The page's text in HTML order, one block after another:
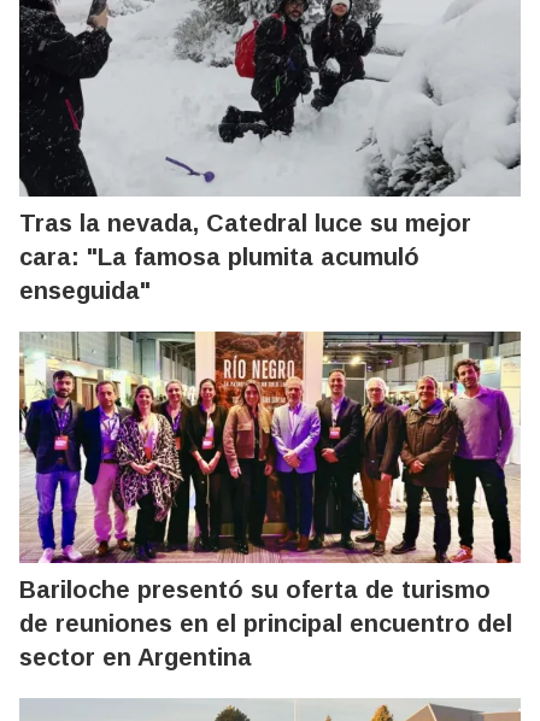
Tras la nevada, Catedral luce su mejor
cara: "La famosa plumita acumuló
enseguida"
Bariloche presentó su oferta de turismo
de reuniones en el principal encuentro del
sector en Argentina